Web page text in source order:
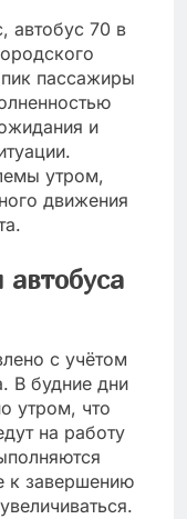
автобус 70 в
пассажиры
и
утром,
движения
с учётом
В будние дни
утром, что
на работу
к завершению